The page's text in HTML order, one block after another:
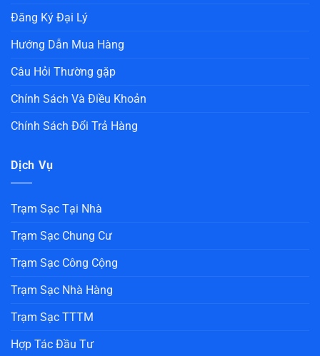
Đăng Ký Đại Lý
Hướng Dẫn Mua Hàng
Câu Hỏi Thường gặp
Chính Sách Và Điều Khoản
Chính Sách Đổi Trả Hàng
Dịch Vụ
Trạm Sạc Tại Nhà
Trạm Sạc Chung Cư
Trạm Sạc Công Cộng
Trạm Sạc Nhà Hàng
Trạm Sạc TTTM
Hợp Tác Đầu Tư